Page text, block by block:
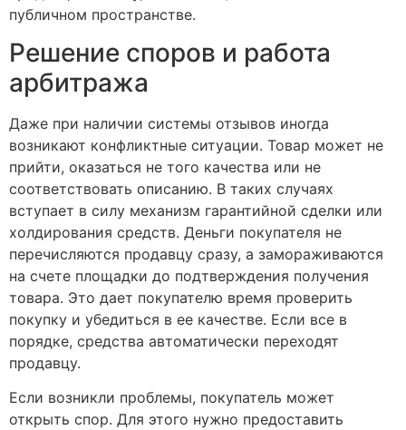
публичном пространстве.
Решение споров и работа
арбитража
Даже при наличии системы отзывов иногда
возникают конфликтные ситуации. Товар может не
прийти, оказаться не того качества или не
соответствовать описанию. В таких случаях
вступает в силу механизм гарантийной сделки или
холдирования средств. Деньги покупателя не
перечисляются продавцу сразу, а замораживаются
на счете площадки до подтверждения получения
товара. Это дает покупателю время проверить
покупку и убедиться в ее качестве. Если все в
порядке, средства автоматически переходят
продавцу.
Если возникли проблемы, покупатель может
открыть спор. Для этого нужно предоставить